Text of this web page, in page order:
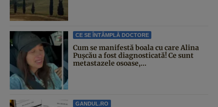
CE SE ÎNTÂMPLĂ DOCTORE
Cum se manifestă boala cu care Alina
Pușcău a fost diagnosticată! Ce sunt
metastazele osoase,...
GANDUL.RO